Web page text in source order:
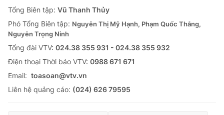
Tổng Biên tập: Vũ Thanh Thủy
Phó Tổng Biên tập: Nguyễn Thị Mỹ Hạnh, Phạm Quốc Thắng,
Nguyễn Trọng Ninh
Tổng đài VTV: 024.38 355 931 - 024.38 355 932
Ðiện thoại Thời báo VTV: 0988 671 671
Email: toasoan@vtv.vn
Liên hệ quảng cáo: (024) 626 79595